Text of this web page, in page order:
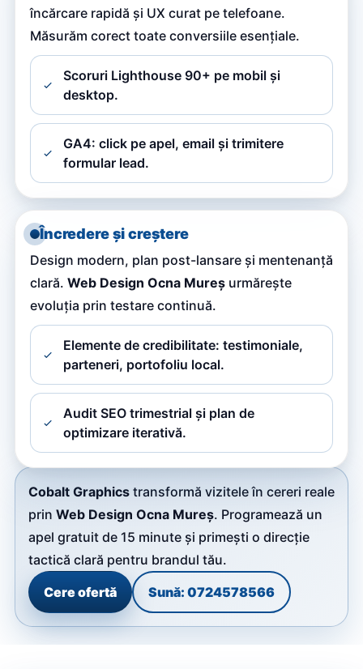
încărcare rapidă și UX curat pe telefoane.
Măsurăm corect toate conversiile esențiale.
Scoruri Lighthouse 90+ pe mobil și
desktop.
GA4: click pe apel, email și trimitere
formular lead.
Încredere și creștere
Design modern, plan post-lansare și mentenanță
clară. Web Design Ocna Mureș urmărește
evoluția prin testare continuă.
Elemente de credibilitate: testimoniale,
parteneri, portofoliu local.
Audit SEO trimestrial și plan de
optimizare iterativă.
Cobalt Graphics transformă vizitele în cereri reale
prin Web Design Ocna Mureș. Programează un
apel gratuit de 15 minute și primești o direcție
tactică clară pentru brandul tău.
Cere ofertă
Sună: 0724578566